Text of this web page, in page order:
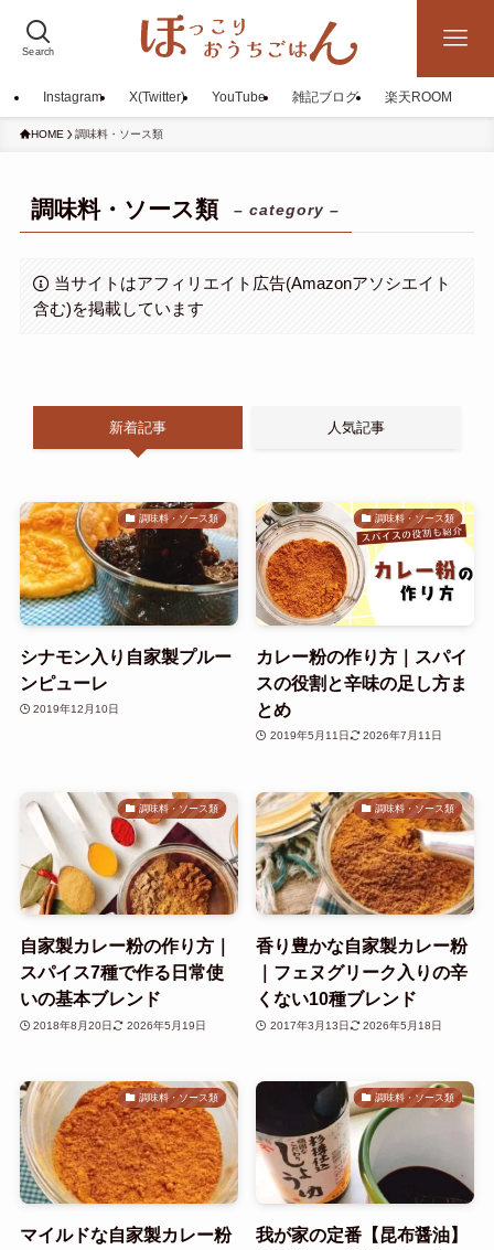
Search
Instagram X(Twitter) YouTube 雑記ブログ 楽天ROOM
HOME 調味料・ソース類
調味料・ソース類 – category –
当サイトはアフィリエイト広告(Amazonアソシエイト
含む)を掲載しています
新着記事 人気記事
調味料・ソース類
シナモン入り自家製プルー
ンピューレ
2019年12月10日
調味料・ソース類
カレー粉の作り方｜スパイ
スの役割と辛味の足し方ま
とめ
2019年5月11日 2026年7月11日
調味料・ソース類
自家製カレー粉の作り方｜
スパイス7種で作る日常使
いの基本ブレンド
2018年8月20日 2026年5月19日
調味料・ソース類
香り豊かな自家製カレー粉
｜フェヌグリーク入りの辛
くない10種ブレンド
2017年3月13日 2026年5月18日
調味料・ソース類
マイルドな自家製カレー粉
調味料・ソース類
我が家の定番【昆布醤油】